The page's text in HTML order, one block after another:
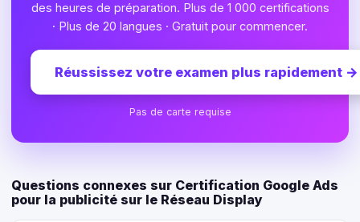
des heures de préparation. Plus de 1 000 certifications
· Plus de 20 langues · Gratuit pour commencer.
Réussissez votre examen plus rapidement →
Pas de carte requise
Questions connexes sur Certification Google Ads
pour la publicité sur le Réseau Display